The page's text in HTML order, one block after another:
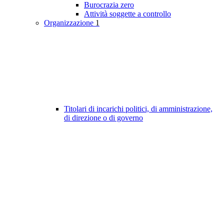
Burocrazia zero
Attività soggette a controllo
Organizzazione 1
Titolari di incarichi politici, di amministrazione,
di direzione o di governo